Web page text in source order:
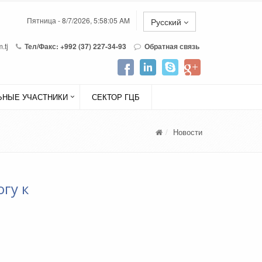
Пятница - 8/7/2026, 5:58:05 AM Русский
Тел/Факс: +992 (37) 227-34-93 Обратная связь
УЧАСТНИКИ СЕКТОР ГЦБ
Новости
к